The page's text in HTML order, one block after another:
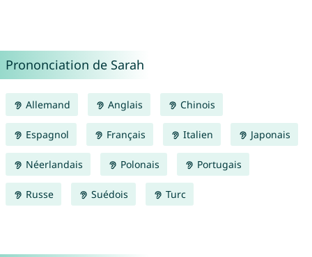
Prononciation de Sarah
Allemand Anglais Chinois
Espagnol Français Italien Japonais
Néerlandais Polonais Portugais
Russe Suédois Turc